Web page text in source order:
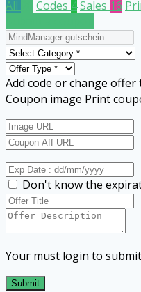
All
Codes 4Sales 16
Add code or change offer
Coupon image Print
Don't know the
Your must login to
Submit